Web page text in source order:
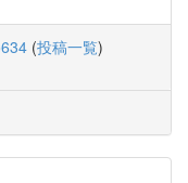
(投稿一覧)